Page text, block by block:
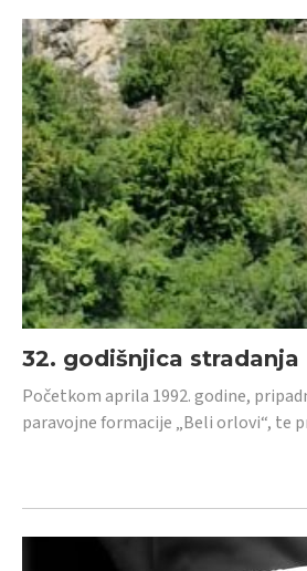
32. godišnjica
Početkom aprila 1992. godine,
paravojne formacije „Beli orlovi“, te